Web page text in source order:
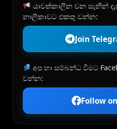
යාවත්කාලීන වන සැනින්
නාලිකාවට එකතු වන්න:
Join
අප හා සම්බන්ධ වීමට
වන්න:
Follow